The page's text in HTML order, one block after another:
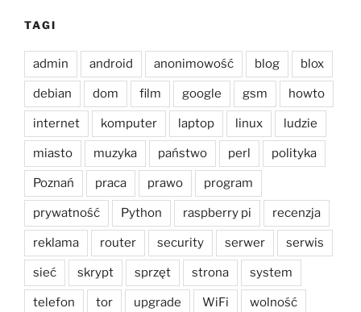
TAGI
admin android anonimowość blog blox
debian dom film google gsm howto
internet komputer laptop linux ludzie
miasto muzyka państwo perl polityka
Poznań praca prawo program
prywatność Python raspberry pi recenzja
reklama router security serwer serwis
sieć skrypt sprzęt strona system
telefon tor upgrade WiFi wolność